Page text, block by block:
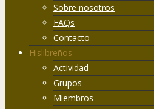
Sobre nosotros
FAQs
Contacto
Hislibreños
Actividad
Grupos
Miembros